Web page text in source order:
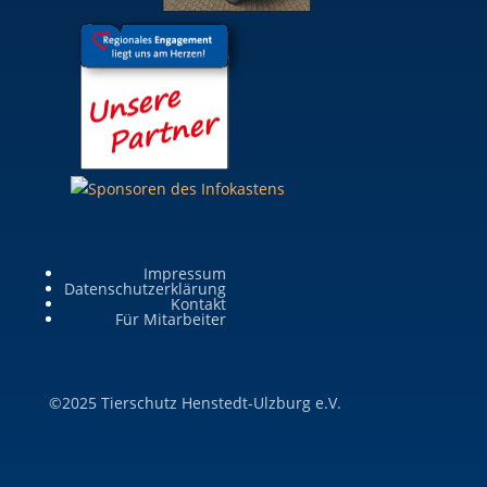
Impressum
Datenschutzerklärung
Kontakt
Für Mitarbeiter
©2025 Tierschutz Henstedt-Ulzburg e.V.